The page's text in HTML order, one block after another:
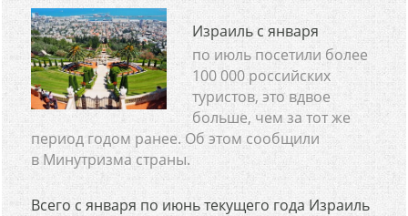
Израиль с января
по июль посетили более
100 000 российских
туристов, это вдвое
больше, чем за тот же
период годом ранее. Об этом сообщили
в Минутризма страны.
Всего с января по июнь текущего года Израиль